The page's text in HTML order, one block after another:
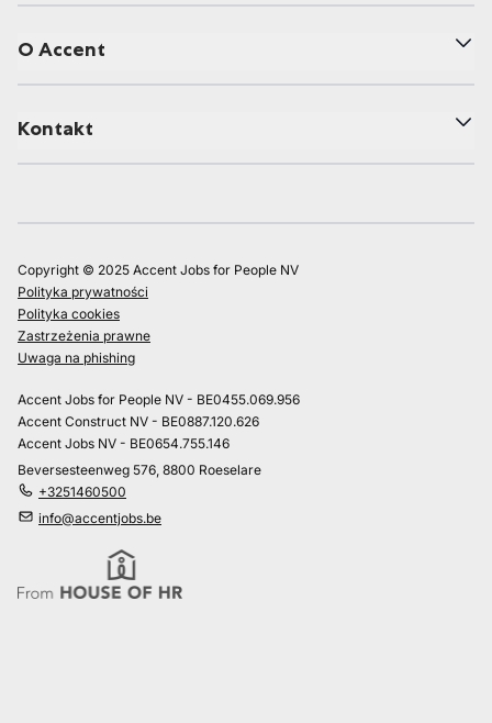
O Accent
Kontakt
Copyright © 2025 Accent Jobs for People NV
Polityka prywatności
Polityka cookies
Zastrzeżenia prawne
Uwaga na phishing
Accent Jobs for People NV - BE0455.069.956
Accent Construct NV - BE0887.120.626
Accent Jobs NV - BE0654.755.146
Beversesteenweg 576, 8800 Roeselare
+3251460500
info@accentjobs.be